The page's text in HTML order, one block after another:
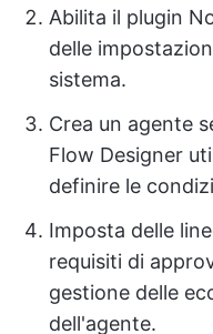
Abilita il plugin
delle
sistema.
Crea un agente
Flow Designer
definire le
Imposta delle
requisiti di
gestione delle
dell'agente.